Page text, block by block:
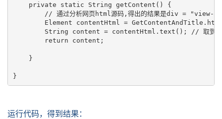
private static String getContent() {
// 通过分析网页html源码,得出的结果是div = "view-
Element contentHtml =
String content = contentHtml.text(); // 取到文
return content;
}
}
运行代码，得到结果：